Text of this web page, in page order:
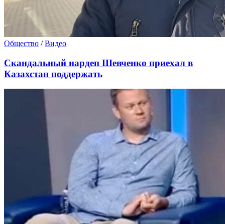
Общество /Видео
Скандальный нардеп Шевченко приехал в
Казахстан поддержать